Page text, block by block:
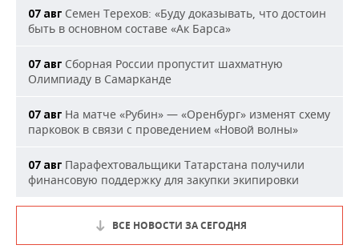
07 авг Семен Терехов: «Буду доказывать, что достоин
быть в основном составе «Ак Барса»
07 авг Сборная России пропустит шахматную
Олимпиаду в Самарканде
07 авг На матче «Рубин» — «Оренбург» изменят схему
парковок в связи с проведением «Новой волны»
07 авг Парафехтовальщики Татарстана получили
финансовую поддержку для закупки экипировки
ВСЕ НОВОСТИ ЗА СЕГОДНЯ